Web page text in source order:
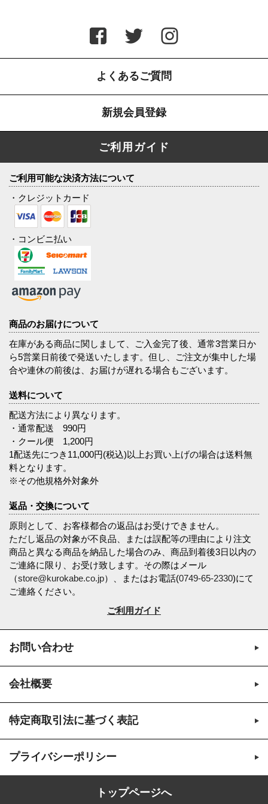
よくあるご質問
新規会員登録
ご利用ガイド
ご利用可能な決済方法について
・クレジットカード
・コンビニ払い
商品のお届けについて
在庫がある商品に関しまして、ご入金完了後、通常3営業日か
ら5営業日前後で発送いたします。但し、ご注文が集中した場
合や連休の前後は、お届けが遅れる場合もございます。
送料について
配送方法により異なります。
・通常配送 990円
・クール便 1,200円
1配送先につき11,000円(税込)以上お買い上げの場合は送料無
料となります。
※その他規格外対象外
返品・交換について
原則として、お客様都合の返品はお受けできません。
ただし返品の対象が不良品、または誤配等の理由により注文
商品と異なる商品を納品した場合のみ、商品到着後3日以内の
ご連絡に限り、お受け致します。その際はメール
（store@kurokabe.co.jp）、またはお電話(0749-65-2330)にて
ご連絡ください。
ご利用ガイド
お問い合わせ
会社概要
特定商取引法に基づく表記
プライバシーポリシー
トップページへ